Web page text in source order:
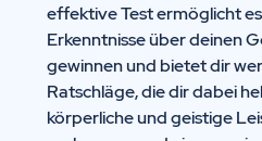
effektive Test ermöglicht
Erkenntnisse über deinen
gewinnen und bietet dir
Ratschläge, die dir dabei
körperliche und geistige